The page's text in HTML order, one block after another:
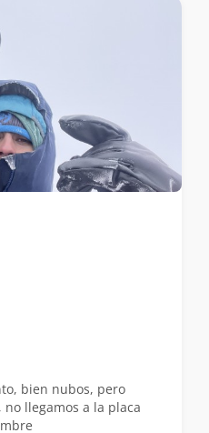
bien nubos, pero
llegamos a la placa